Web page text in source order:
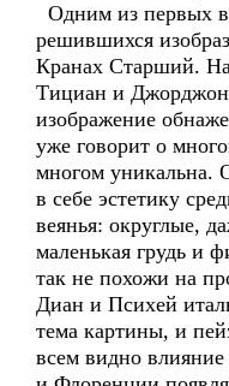
Одним из первых
решившихся
Кранах Старший.
Тициан и
изображение
уже говорит о
многом уникальна.
в себе эстетику
веянья: округлые,
маленькая грудь и
так не похожи на
Диан и Психей
тема картины, и
всем видно